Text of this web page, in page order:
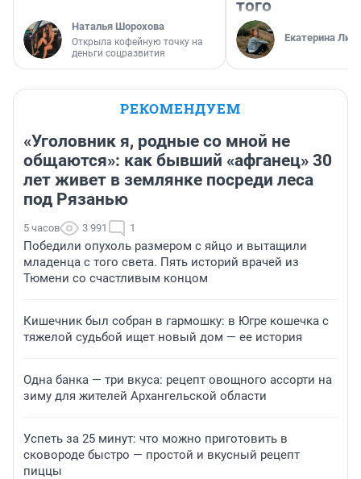
Наталья Шорохова
Открыла кофейную точку на
деньги соцразвития
того
Екатерина
РЕКОМЕНДУЕМ
«Уголовник я, родные со мной не
общаются»: как бывший «афганец» 30
лет живет в землянке посреди леса
под Рязанью
5 часов 3 991 1
Победили опухоль размером с яйцо и вытащили
младенца с того света. Пять историй врачей из
Тюмени со счастливым концом
Кишечник был собран в гармошку: в Югре кошечка с
тяжелой судьбой ищет новый дом — ее история
Одна банка — три вкуса: рецепт овощного ассорти на
зиму для жителей Архангельской области
Успеть за 25 минут: что можно приготовить в
сковороде быстро — простой и вкусный рецепт
пиццы